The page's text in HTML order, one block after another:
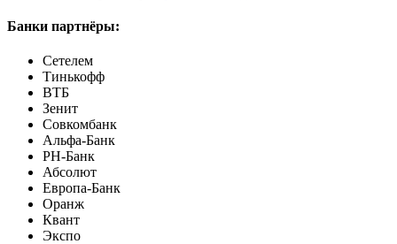
Банки партнёры:
Сетелем
Тинькофф
ВТБ
Зенит
Совкомбанк
Альфа-Банк
РН-Банк
Абсолют
Европа-Банк
Оранж
Квант
Экспо